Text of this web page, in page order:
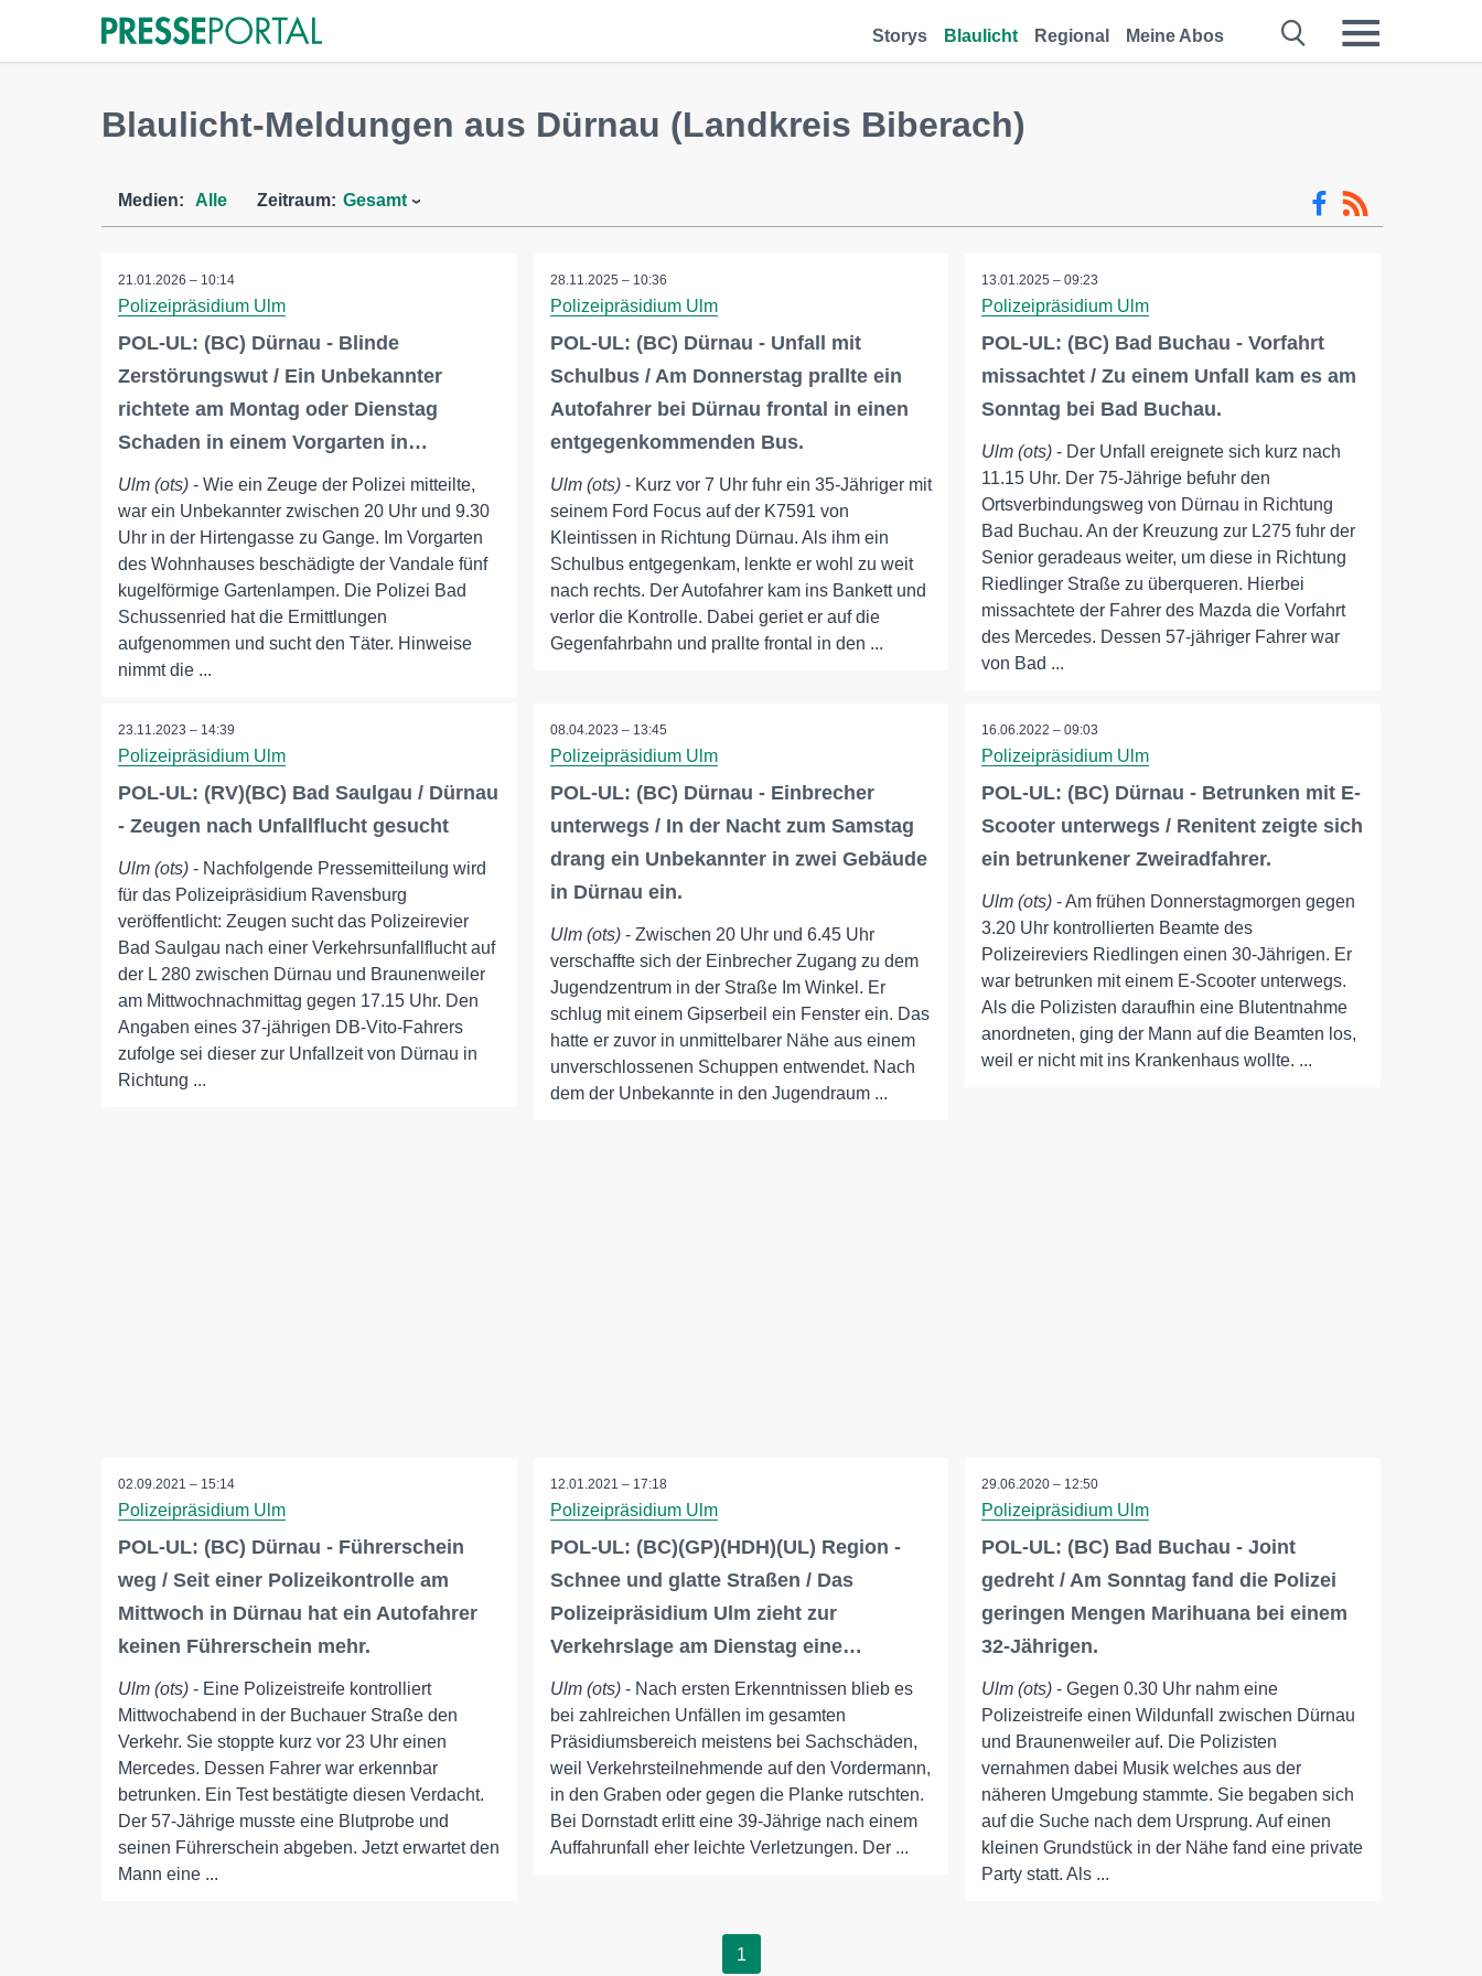
Storys Blaulicht Regional Meine Abos
Blaulicht-Meldungen aus Dürnau (Landkreis Biberach)
Medien: Alle Zeitraum: Gesamt
21.01.2026 – 10:14
Polizeipräsidium Ulm
POL-UL: (BC) Dürnau - Blinde
Zerstörungswut / Ein Unbekannter
richtete am Montag oder Dienstag
Schaden in einem Vorgarten in…
Ulm (ots) - Wie ein Zeuge der Polizei mitteilte,
war ein Unbekannter zwischen 20 Uhr und 9.30
Uhr in der Hirtengasse zu Gange. Im Vorgarten
des Wohnhauses beschädigte der Vandale fünf
kugelförmige Gartenlampen. Die Polizei Bad
Schussenried hat die Ermittlungen
aufgenommen und sucht den Täter. Hinweise
nimmt die ...
28.11.2025 – 10:36
Polizeipräsidium Ulm
POL-UL: (BC) Dürnau - Unfall mit
Schulbus / Am Donnerstag prallte ein
Autofahrer bei Dürnau frontal in einen
entgegenkommenden Bus.
Ulm (ots)- Kurz vor 7 Uhr fuhr ein 35-Jähriger mit
seinem Ford Focus auf der K7591 von
Kleintissen in Richtung Dürnau. Als ihm ein
Schulbus entgegenkam, lenkte er wohl zu weit
nach rechts. Der Autofahrer kam ins Bankett und
verlor die Kontrolle. Dabei geriet er auf die
Gegenfahrbahn und prallte frontal in den ...
13.01.2025 – 09:23
Polizeipräsidium Ulm
POL-UL: (BC) Bad Buchau - Vorfahrt
missachtet / Zu einem Unfall kam es am
Sonntag bei Bad Buchau.
Ulm (ots) - Der Unfall ereignete sich kurz nach
11.15 Uhr. Der 75-Jährige befuhr den
Ortsverbindungsweg von Dürnau in Richtung
Bad Buchau. An der Kreuzung zur L275 fuhr der
Senior geradeaus weiter, um diese in Richtung
Riedlinger Straße zu überqueren. Hierbei
missachtete der Fahrer des Mazda die Vorfahrt
des Mercedes. Dessen 57-jähriger Fahrer war
von Bad ...
23.11.2023 – 14:39
Polizeipräsidium Ulm
POL-UL: (RV)(BC) Bad Saulgau / Dürnau
- Zeugen nach Unfallflucht gesucht
Ulm (ots) - Nachfolgende Pressemitteilung wird
für das Polizeipräsidium Ravensburg
veröffentlicht: Zeugen sucht das Polizeirevier
Bad Saulgau nach einer Verkehrsunfallflucht auf
der L 280 zwischen Dürnau und Braunenweiler
am Mittwochnachmittag gegen 17.15 Uhr. Den
Angaben eines 37-jährigen DB-Vito-Fahrers
zufolge sei dieser zur Unfallzeit von Dürnau in
Richtung ...
08.04.2023 – 13:45
Polizeipräsidium Ulm
POL-UL: (BC) Dürnau - Einbrecher
unterwegs / In der Nacht zum Samstag
drang ein Unbekannter in zwei Gebäude
in Dürnau ein.
Ulm (ots)- Zwischen 20 Uhr und 6.45 Uhr
verschaffte sich der Einbrecher Zugang zu dem
Jugendzentrum in der Straße Im Winkel. Er
schlug mit einem Gipserbeil ein Fenster ein. Das
hatte er zuvor in unmittelbarer Nähe aus einem
unverschlossenen Schuppen entwendet. Nach
dem der Unbekannte in den Jugendraum ...
16.06.2022 – 09:03
Polizeipräsidium Ulm
POL-UL: (BC) Dürnau - Betrunken mit E-
Scooter unterwegs / Renitent zeigte sich
ein betrunkener Zweiradfahrer.
Ulm (ots) - Am frühen Donnerstagmorgen gegen
3.20 Uhr kontrollierten Beamte des
Polizeireviers Riedlingen einen 30-Jährigen. Er
war betrunken mit einem E-Scooter unterwegs.
Als die Polizisten daraufhin eine Blutentnahme
anordneten, ging der Mann auf die Beamten los,
weil er nicht mit ins Krankenhaus wollte. ...
02.09.2021 – 15:14
Polizeipräsidium Ulm
POL-UL: (BC) Dürnau - Führerschein
weg / Seit einer Polizeikontrolle am
Mittwoch in Dürnau hat ein Autofahrer
keinen Führerschein mehr.
Ulm (ots) - Eine Polizeistreife kontrolliert
Mittwochabend in der Buchauer Straße den
Verkehr. Sie stoppte kurz vor 23 Uhr einen
Mercedes. Dessen Fahrer war erkennbar
betrunken. Ein Test bestätigte diesen Verdacht.
Der 57-Jährige musste eine Blutprobe und
seinen Führerschein abgeben. Jetzt erwartet den
Mann eine ...
12.01.2021 – 17:18
Polizeipräsidium Ulm
POL-UL: (BC)(GP)(HDH)(UL) Region -
Schnee und glatte Straßen / Das
Polizeipräsidium Ulm zieht zur
Verkehrslage am Dienstag eine…
Ulm (ots)- Nach ersten Erkenntnissen blieb es
bei zahlreichen Unfällen im gesamten
Präsidiumsbereich meistens bei Sachschäden,
weil Verkehrsteilnehmende auf den Vordermann,
in den Graben oder gegen die Planke rutschten.
Bei Dornstadt erlitt eine 39-Jährige nach einem
Auffahrunfall eher leichte Verletzungen. Der ...
29.06.2020 – 12:50
Polizeipräsidium Ulm
POL-UL: (BC) Bad Buchau - Joint
gedreht / Am Sonntag fand die Polizei
geringen Mengen Marihuana bei einem
32-Jährigen.
Ulm (ots) - Gegen 0.30 Uhr nahm eine
Polizeistreife einen Wildunfall zwischen Dürnau
und Braunenweiler auf. Die Polizisten
vernahmen dabei Musik welches aus der
näheren Umgebung stammte. Sie begaben sich
auf die Suche nach dem Ursprung. Auf einen
kleinen Grundstück in der Nähe fand eine private
Party statt. Als ...
1